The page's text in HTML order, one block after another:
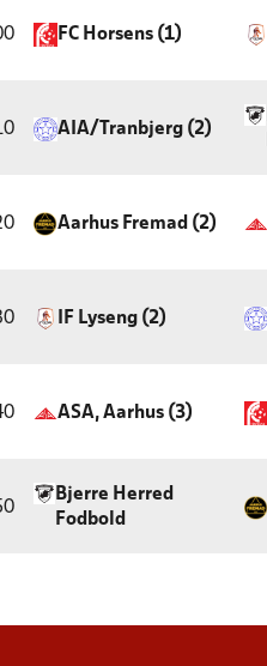
FC Horsens (1)
AIA/Tranbjerg (2)
Aarhus Fremad (2)
IF Lyseng (2)
ASA, Aarhus (3)
Bjerre Herred
Fodbold